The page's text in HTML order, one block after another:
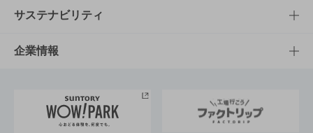
商品発売情報
栄養成分一覧
キャンペーン
工場見学
地域情報
文化・スポーツTOP
サントリーホール
サントリーサンバーズ大阪
サステナビリティ
サステナビリティTOP
サントリーが考えるサステナビリティ経営
企業情報
企業概要